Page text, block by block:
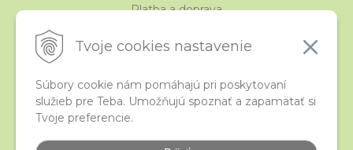
Tvoje cookies nastavenie
Súbory cookie nám pomáhajú pri poskytovaní
služieb pre Teba. Umožňujú spoznať a zapamätať si
Tvoje preferencie.
Platba a doprava
Obchodné podmienky
iStraka